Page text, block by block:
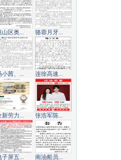
山区奥... 骆蓉月牙...
小茜、... 连徐高速...
新劳力... 张浩军陈...
子屏五... 南油船员...